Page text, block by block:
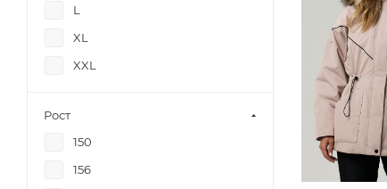
L
XL
XXL
Рост
150
156